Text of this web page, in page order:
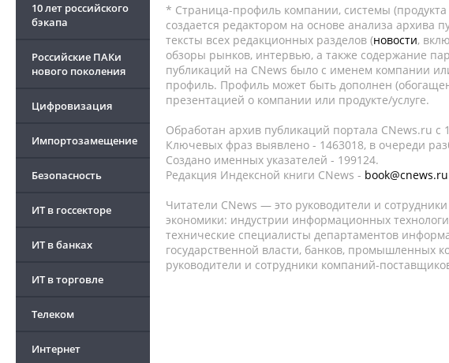
10 лет российского
бэкапа
Российские ПАКи
нового поколения
Цифровизация
Импортозамещение
Безопасность
ИТ в госсекторе
ИТ в банках
ИТ в торговле
Телеком
Интернет
* Страница-профиль компании, системы (продукта
создается редактором на основе анализа архива
тексты всех редакционных разделов (новости,
обзоры рынков, интервью, а также содержание
публикаций на CNews было с именем компании
профиль. Профиль может быть дополнен
презентацией о компании или продукте/услуге.
Обработан архив публикаций портала CNews.ru c
Ключевых фраз выявлено - 1463018, в очереди
Создано именных указателей - 199124.
Редакция Индексной книги CNews - book@cnews.ru
Читатели CNews — это руководители и
экономики: индустрии информационных
технические специалисты департаментов
государственной власти, банков, промышленных
руководители и сотрудники компаний-